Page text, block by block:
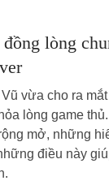
lòng
vừa cho ra
lòng game
mở, những
điều này